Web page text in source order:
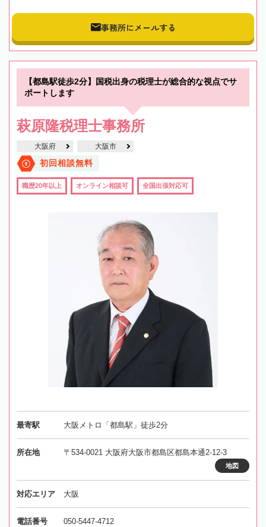
事務所にメールする
【都島駅徒歩2分】国税出身の税理士が総合的な視点でサ
ポートします
萩原隆税理士事務所
大阪府 大阪市
初回相談無料
職歴20年以上 オンライン相談可 全国出張対応可
最寄駅 大阪メトロ「都島駅」徒歩2分
所在地 〒534-0021 大阪府大阪市都島区都島本通2-12-3
地図
対応エリア 大阪
電話番号 050-5447-4712